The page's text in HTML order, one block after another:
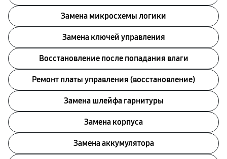
Замена микросхемы логики
Замена ключей управления
Восстановление после попадания влаги
Ремонт платы управления (восстановление)
Замена шлейфа гарнитуры
Замена корпуса
Замена аккумулятора